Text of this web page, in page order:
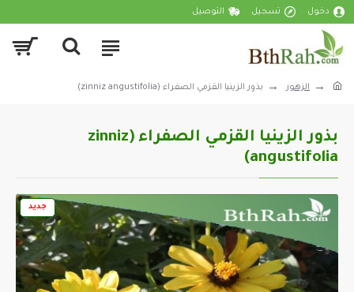
دخول تسجيل التوصيل
الزهور بذور الزينيا القزمي الصفراء (zinniz angustifolia)
بذور الزينيا القزمي الصفراء (zinniz
angustifolia)
جديد